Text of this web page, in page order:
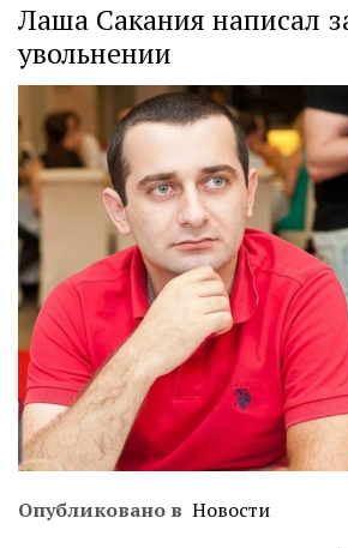
Лаша Сакания написал
увольнении
Опубликовано в Новости